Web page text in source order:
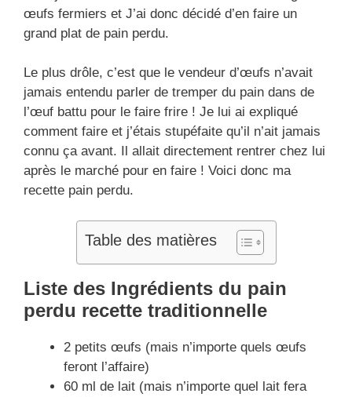
œufs fermiers et J’ai donc décidé d’en faire un
grand plat de pain perdu.
Le plus drôle, c’est que le vendeur d’œufs n’avait
jamais entendu parler de tremper du pain dans de
l’œuf battu pour le faire frire ! Je lui ai expliqué
comment faire et j’étais stupéfaite qu’il n’ait jamais
connu ça avant. Il allait directement rentrer chez lui
après le marché pour en faire ! Voici donc ma
recette pain perdu.
Table des matières
Liste des Ingrédients du pain
perdu recette traditionnelle
2 petits œufs (mais n’importe quels œufs
feront l’affaire)
60 ml de lait (mais n’importe quel lait fera